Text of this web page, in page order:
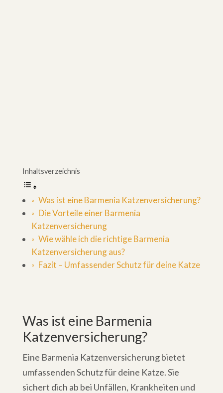
Inhaltsverzeichnis
Was ist eine Barmenia Katzenversicherung?
Die Vorteile einer Barmenia
Katzenversicherung
Wie wähle ich die richtige Barmenia
Katzenversicherung aus?
Fazit – Umfassender Schutz für deine Katze
Was ist eine Barmenia
Katzenversicherung?
Eine Barmenia Katzenversicherung bietet
umfassenden Schutz für deine Katze. Sie
sichert dich ab bei Unfällen, Krankheiten und